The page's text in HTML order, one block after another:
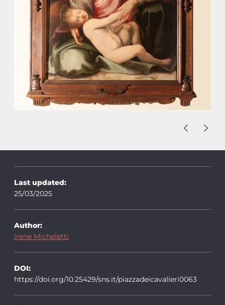
Last updated:
25/03/2025
Author:
Irene Micheletti
DOI:
https://doi.org/10.25429/sns.it/piazzadeicavalieri0063